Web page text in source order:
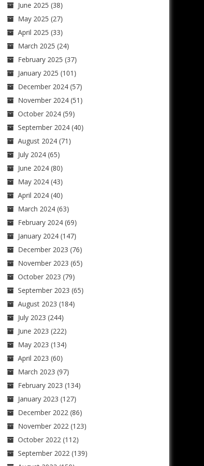
June 2025 (38)
May 2025 (27)
April 2025 (33)
March 2025 (24)
February 2025 (37)
January 2025 (101)
December 2024(57)
November 2024(51)
October 2024(59)
September 2024(40)
August 2024(71)
July 2024(65)
June 2024(80)
May 2024(43)
April 2024(40)
March 2024(63)
February 2024(69)
January 2024(147)
December 2023 (76)
November 2023 (65)
October 2023 (79)
September 2023 (65)
August 2023 (184)
July 2023 (244)
June 2023 (222)
May 2023 (134)
April 2023 (60)
March 2023 (97)
February 2023 (134)
January 2023 (127)
December 2022(86)
November 2022(123)
October 2022(112)
September 2022(139)